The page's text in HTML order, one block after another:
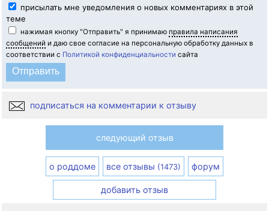
присылать мне уведомления о новых комментариях в этой
теме
нажимая кнопку "Отправить" я принимаю правила написания
сообщений и даю свое согласие на персональную обработку данных в
соответствии с Политикой конфиденциальности сайта
подписаться на комментарии к отзыву
следующий отзыв
о роддоме все отзывы (1473) форум
добавить отзыв